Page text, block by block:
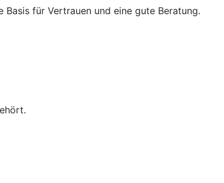
für Vertrauen und eine gute Beratung.